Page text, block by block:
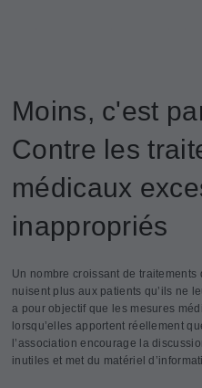
Moins, c'est
Contre les
médicaux
inappropriés
Un nombre croissant de traitements
nuisent plus aux patients qu’ils ne
a pour objectif que les mesures
lorsqu’elles apportent réellement
l’association encourage la
inutiles et met du matériel